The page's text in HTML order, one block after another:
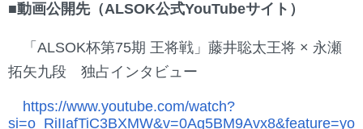
■動画公開先（ALSOK公式YouTubeサイト）
「ALSOK杯第75期 王将戦」藤井聡太王将 × 永瀬
拓矢九段 独占インタビュー
https://www.youtube.com/watch?